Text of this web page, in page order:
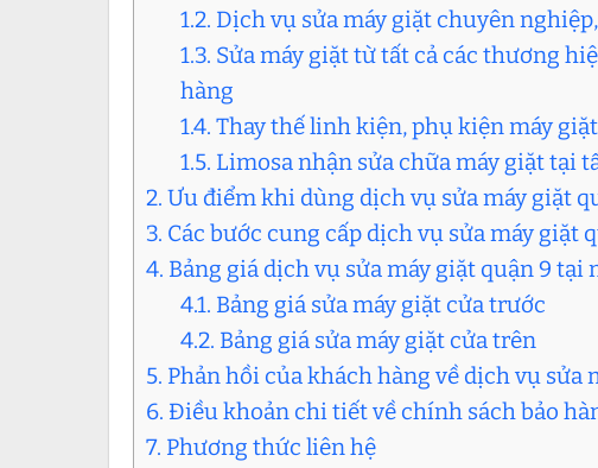
1.2. Dịch vụ sửa máy giặt chuyên
1.3. Sửa máy giặt từ tất cả các thương
hàng
1.4. Thay thế linh kiện, phụ kiện máy
1.5. Limosa nhận sửa chữa máy giặt tại
2. Ưu điểm khi dùng dịch vụ sửa máy giặt
3. Các bước cung cấp dịch vụ sửa máy giặt
4. Bảng giá dịch vụ sửa máy giặt quận 9 tại
4.1. Bảng giá sửa máy giặt cửa trước
4.2. Bảng giá sửa máy giặt cửa trên
5. Phản hồi của khách hàng về dịch vụ sửa
6. Điều khoản chi tiết về chính sách bảo
7. Phương thức liên hệ